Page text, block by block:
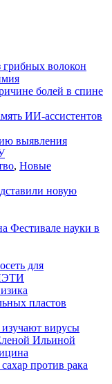
волокон
болей в спине
ИИ-ассистентов
выявления
, Новые
новую
Фестивале науки в
для
пластов
изучают вирусы
Ильиной
против рака